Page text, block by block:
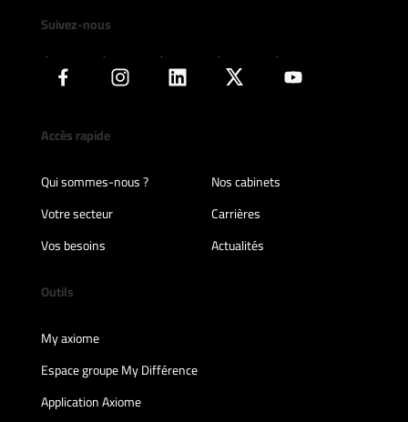
Suivez-nous
Accès rapide
Qui sommes-nous ?
Nos cabinets
Votre secteur
Carrières
Vos besoins
Actualités
Outils
My axiome
Espace groupe My Différence
Application Axiome